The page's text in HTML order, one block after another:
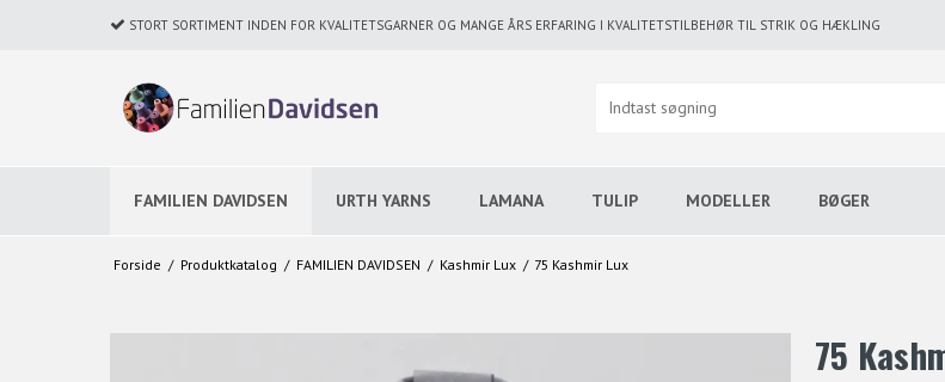
STORT SORTIMENT INDEN FOR KVALITETSGARNER OG MANGE ÅRS ERFARING I KVALITETSTILBEHØR TIL STRIK OG HÆKLING
FAMILIEN DAVIDSEN URTH YARNS LAMANA TULIP MODELLER BØGER
Forside / Produktkatalog / FAMILIEN DAVIDSEN / Kashmir Lux / 75 Kashmir Lux
75